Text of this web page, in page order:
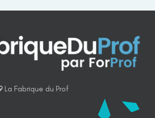
La Fabrique du Prof